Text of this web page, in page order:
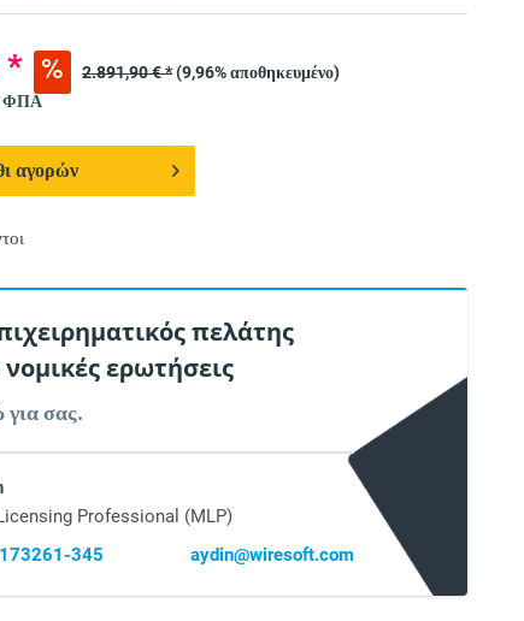
* 2.891,90 € *(9,96% αποθηκευμένο)
ΦΠΑ
αγορών
πελάτης
νομικές ερωτήσεις
για σας.
Professional (MLP)
345
aydin@wiresoft.com